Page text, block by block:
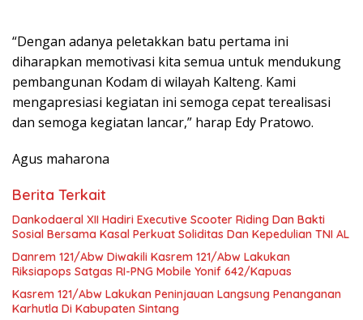
“Dengan adanya peletakkan batu pertama ini
diharapkan memotivasi kita semua untuk mendukung
pembangunan Kodam di wilayah Kalteng. Kami
mengapresiasi kegiatan ini semoga cepat terealisasi
dan semoga kegiatan lancar,” harap Edy Pratowo.
Agus maharona
Berita Terkait
Dankodaeral XII Hadiri Executive Scooter Riding Dan Bakti
Sosial Bersama Kasal Perkuat Soliditas Dan Kepedulian TNI AL
Danrem 121/Abw Diwakili Kasrem 121/Abw Lakukan
Riksiapops Satgas RI-PNG Mobile Yonif 642/Kapuas
Kasrem 121/Abw Lakukan Peninjauan Langsung Penanganan
Karhutla Di Kabupaten Sintang